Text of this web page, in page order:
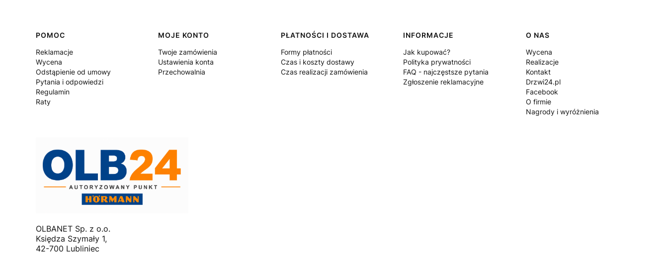
Linki w stopce
POMOC
Reklamacje
Wycena
Odstąpienie od umowy
Pytania i odpowiedzi
Regulamin
Raty
MOJE KONTO
Twoje zamówienia
Ustawienia konta
Przechowalnia
PŁATNOŚCI I DOSTAWA
Formy płatności
Czas i koszty dostawy
Czas realizacji zamówienia
INFORMACJE
Jak kupować?
Polityka prywatności
FAQ - najczęstsze pytania
Zgłoszenie reklamacyjne
O NAS
Wycena
Realizacje
Kontakt
Drzwi24.pl
Facebook
O firmie
Nagrody i wyróżnienia
OLBANET Sp. z o.o.
Księdza Szymały 1,
42-700 Lubliniec